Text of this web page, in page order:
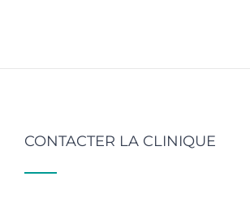
CONTACTER LA CLINIQUE